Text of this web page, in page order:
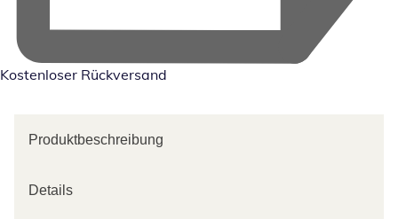
Kostenloser Rückversand
Produktbeschreibung
Details